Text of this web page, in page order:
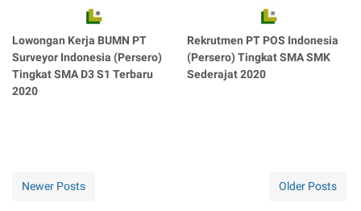
Lowongan Kerja BUMN PT
Surveyor Indonesia (Persero)
Tingkat SMA D3 S1 Terbaru
2020
Rekrutmen PT POS Indonesia
(Persero) Tingkat SMA SMK
Sederajat 2020
Newer Posts Older Posts